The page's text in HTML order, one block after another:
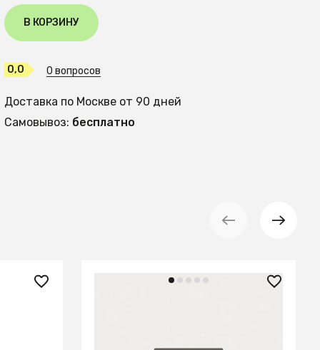
В КОРЗИНУ
0,0 0 вопросов
Доставка по Москве от 90 дней
Самовывоз: бесплатно